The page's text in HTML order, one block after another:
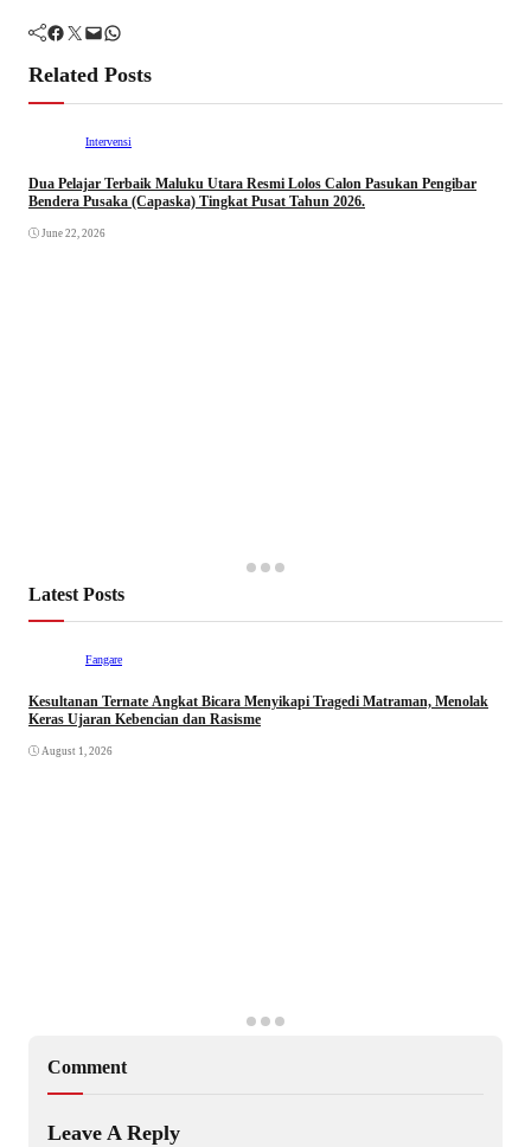
Facebook Twitter Mail WhatsApp
Related Posts
Intervensi
Dua Pelajar Terbaik Maluku Utara Resmi Lolos Calon Pasukan Pengibar
Bendera Pusaka (Capaska) Tingkat Pusat Tahun 2026.
June 22, 2026
Latest Posts
Fangare
Kesultanan Ternate Angkat Bicara Menyikapi Tragedi Matraman, Menolak
Keras Ujaran Kebencian dan Rasisme
August 1, 2026
Comment
Leave A Reply